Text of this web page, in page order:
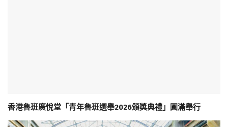
香港魯班廣悅堂「青年魯班選舉2026頒獎典禮」圓滿舉行